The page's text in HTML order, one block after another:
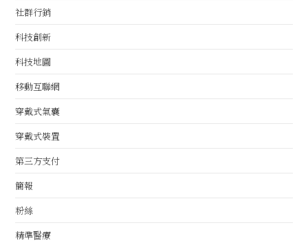
社群行銷
科技創新
科技地圖
移動互聯網
穿戴式氣囊
穿戴式裝置
第三方支付
簡報
粉絲
精準醫療